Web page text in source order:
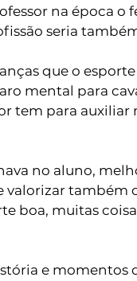
na época o
seria
que o
mental para
tem para
no aluno,
valorizar também
boa, muitas
e momentos